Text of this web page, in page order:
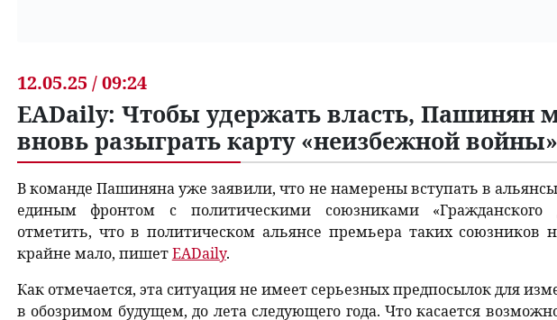
12.05.25 / 09:24
EADaily: Чтобы удержать власть, Пашинян
вновь разыграть карту «неизбежной войны»
В команде Пашиняна уже заявили, что не намерены вступать в
единым фронтом с политическими союзниками «Гражданского
отметить, что в политическом альянсе премьера таких союзников
крайне мало, пишетEADaily.
Как отмечается, эта ситуация не имеет серьезных предпосылок для
в обозримом будущем, до лета следующего года. Что касается